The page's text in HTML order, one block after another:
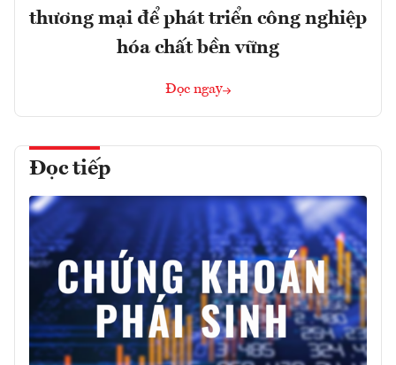
thương mại để phát triển công nghiệp
hóa chất bền vững
Đọc ngay
Đọc tiếp